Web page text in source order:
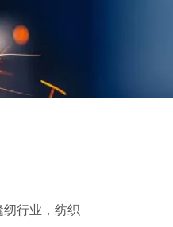
行业，纺织